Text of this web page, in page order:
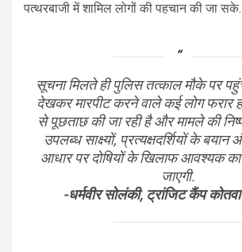
पत्थरबाजी में शामिल लोगों की पहचान की जा सके.
सूचना मिलते ही पुलिस तत्काल मौके पर
देखकर मारपीट करने वाले कई लोग फरार
से पूछताछ की जा रही है और मामले की
उपलब्ध साक्ष्यों, प्रत्यक्षदर्शियों के
आधार पर दोषियों के खिलाफ आवश्यक
जाएगी.
-धर्मवीर सोलंकी, ट्रांजिट कैंप